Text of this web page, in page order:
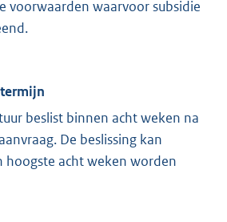
voorwaarden waarvoor subsidie
beslist binnen acht weken na
De beslissing kan
hoogste acht weken worden